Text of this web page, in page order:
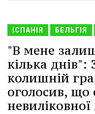
ІСПАНІЯ БЕЛЬГІЯ
"В мене
кілька днів":
колишній
оголосив, що